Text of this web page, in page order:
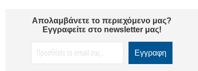
Απολαμβάνετε το περιεχόμενο μας?
Εγγραφείτε στο newsletter μας!